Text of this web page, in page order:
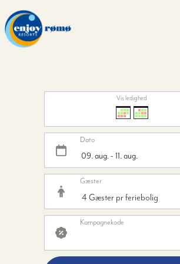
Vis ledighed
Dato
Gæster
Kampagnekode